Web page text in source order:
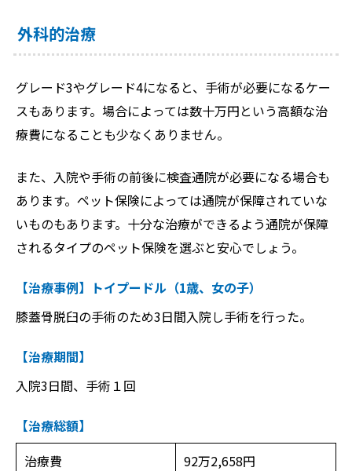
外科的治療
グレード3やグレード4になると、手術が必要になるケー
スもあります。場合によっては数十万円という高額な治
療費になることも少なくありません。
また、入院や手術の前後に検査通院が必要になる場合も
あります。ペット保険によっては通院が保障されていな
いものもあります。十分な治療ができるよう通院が保障
されるタイプのペット保険を選ぶと安心でしょう。
【治療事例】トイプードル（1歳、女の子）
膝蓋骨脱臼の手術のため3日間入院し手術を行った。
【治療期間】
入院3日間、手術１回
【治療総額】
治療費
92万2,658円